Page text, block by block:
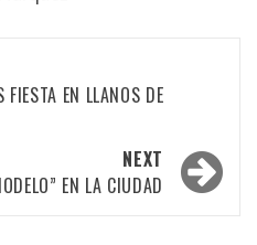
EN LLANOS DE
NEXT
EN LA CIUDAD